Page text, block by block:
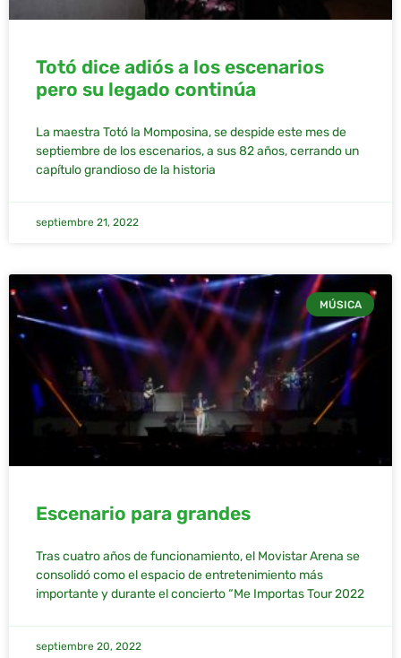
Totó dice adiós a los escenarios
pero su legado continúa
La maestra Totó la Momposina, se despide este mes de
septiembre de los escenarios, a sus 82 años, cerrando un
capítulo grandioso de la historia
septiembre 21, 2022
MÚSICA
Escenario para grandes
Tras cuatro años de funcionamiento, el Movistar Arena se
consolidó como el espacio de entretenimiento más
importante y durante el concierto “Me Importas Tour 2022
septiembre 20, 2022